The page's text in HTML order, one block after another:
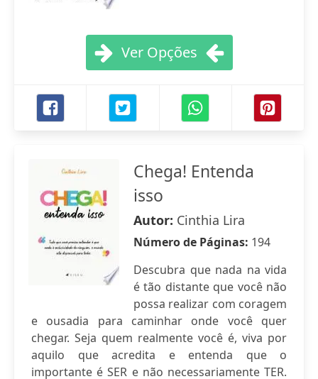
Ver Opções
Chega! Entenda
isso
Autor: Cinthia Lira
Número de Páginas: 194
Descubra que nada na vida
é tão distante que você não
possa realizar com coragem
e ousadia para caminhar onde você quer
chegar. Seja quem realmente você é, viva por
aquilo que acredita e entenda que o
importante é SER e não necessariamente TER.